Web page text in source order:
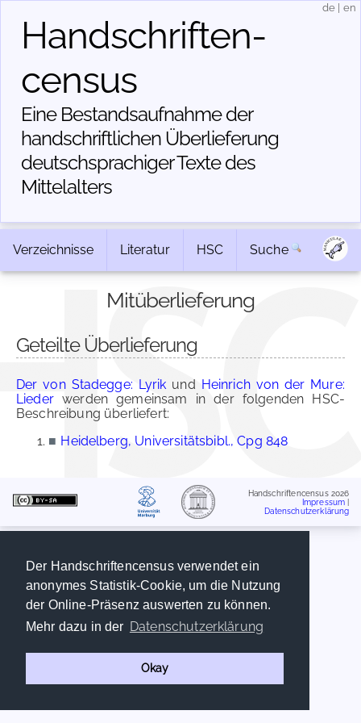
Der Handschriftencensus verwendet ein
anonymes Statistik-Cookie, um die Nutzung
der Online-Präsenz auswerten zu können.
Mehr dazu in der Datenschutzerklärung
Okay
Handschriften­
census
Eine Bestandsaufnahme der
handschriftlichen Über­lieferung
deutschsprachiger Texte des
Mittelalters
de en
Verzeichnisse Literatur HSC Suche
Mitüberlieferung
Geteilte Überlieferung
Der von Stadegge: Lyrik und Heinrich von der Mure:
Liederwerden gemeinsam in der folgenden HSC-
Beschreibung überliefert:
■ Heidelberg, Universitätsbibl., Cpg 848
Handschriftencensus 2026
Impressum
Datenschutzerklärung